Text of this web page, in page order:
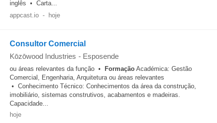
inglês • Carta...
appcast.io - hoje
Consultor Comercial
Kōzōwood Industries - Esposende
ou áreas relevantes da função • Formação Académica: Gestão
Comercial, Engenharia, Arquitetura ou áreas relevantes
• Conhecimento Técnico: Conhecimentos da área da construção,
imobiliário, sistemas construtivos, acabamentos e madeiras.
Capacidade...
hoje